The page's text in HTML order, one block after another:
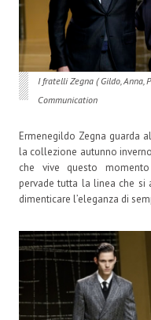
I fratelli Zegna ( Gildo, Anna,
Communication
Ermenegildo Zegna guarda
la collezione autunno
che vive questo momento
pervade tutta la linea che si
dimenticare l’eleganza di